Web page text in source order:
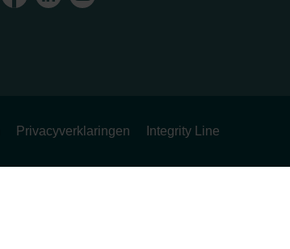
Privacyverklaringen Integrity Line